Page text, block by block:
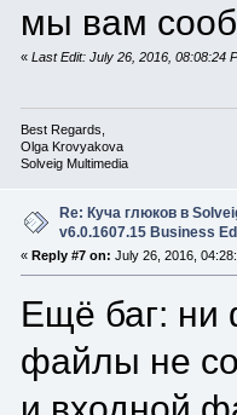
мы вам
« Last Edit: July 26, 2016, 08:08:24
Best Regards,
Olga Krovyakova
Solveig Multimedia
Re: Куча глюков в
v6.0.1607.15 Business
« Reply #7 on: July 26, 2016,
Ещё баг: ни
файлы не